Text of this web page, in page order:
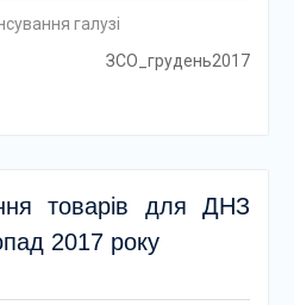
галузі
ЗСО_грудень2017
товарів для ДНЗ
2017 року